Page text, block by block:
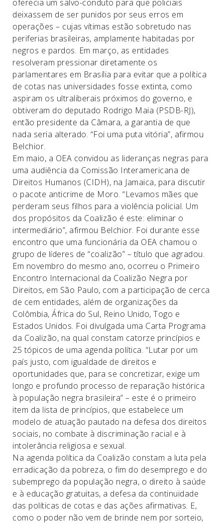
oferecia um salvo-conduto para que policiais
deixassem de ser punidos por seus erros em
operações – cujas vítimas estão sobretudo nas
periferias brasileiras, amplamente habitadas por
negros e pardos. Em março, as entidades
resolveram pressionar diretamente os
parlamentares em Brasília para evitar que a política
de cotas nas universidades fosse extinta, como
aspiram os ultraliberais próximos do governo, e
obtiveram do deputado Rodrigo Maia (PSDB-RJ),
então presidente da Câmara, a garantia de que
nada seria alterado. “Foi uma puta vitória”, afirmou
Belchior.
Em maio, a OEA convidou as lideranças negras para
uma audiência da Comissão Interamericana de
Direitos Humanos (CIDH), na Jamaica, para discutir
o pacote anticrime de Moro. “Levamos mães que
perderam seus filhos para a violência policial. Um
dos propósitos da Coalizão é este: eliminar o
intermediário”, afirmou Belchior. Foi durante esse
encontro que uma funcionária da OEA chamou o
grupo de líderes de “coalizão” – título que agradou.
Em novembro do mesmo ano, ocorreu o Primeiro
Encontro Internacional da Coalizão Negra por
Direitos, em São Paulo, com a participação de cerca
de cem entidades, além de organizações da
Colômbia, África do Sul, Reino Unido, Togo e
Estados Unidos. Foi divulgada uma Carta Programa
da Coalizão, na qual constam catorze princípios e
25 tópicos de uma agenda política. “Lutar por um
país justo, com igualdade de direitos e
oportunidades que, para se concretizar, exige um
longo e profundo processo de reparação histórica
à população negra brasileira” – este é o primeiro
item da lista de princípios, que estabelece um
modelo de atuação pautado na defesa dos direitos
sociais, no combate à discriminação racial e à
intolerância religiosa e sexual.
Na agenda política da Coalizão constam a luta pela
erradicação da pobreza, o fim do desemprego e do
subemprego da população negra, o direito à saúde
e à educação gratuitas, a defesa da continuidade
das políticas de cotas e das ações afirmativas. E,
como o poder não vem de brinde nem por sorteio,